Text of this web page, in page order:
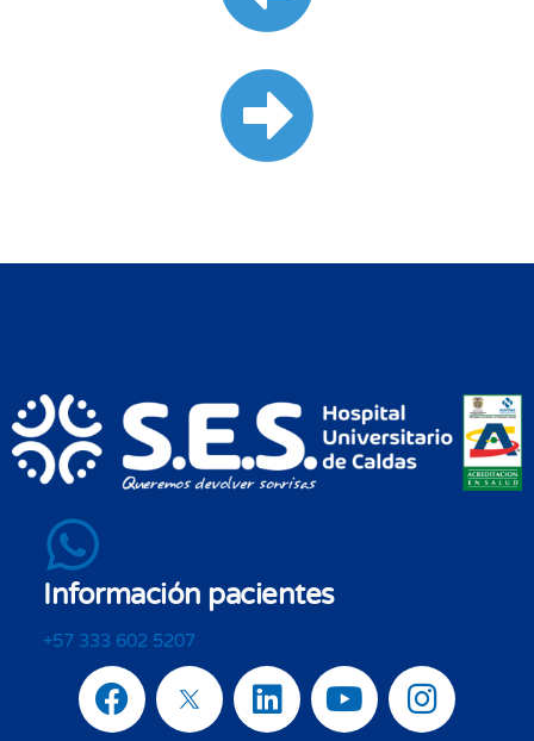
Información pacientes
+57 333 602 5207